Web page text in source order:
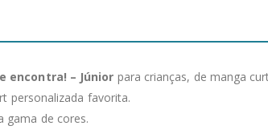
encontra! – Júnior para crianças, de manga
personalizada favorita.
gama de cores.